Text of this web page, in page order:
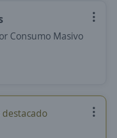
Consumo Masivo
destacado